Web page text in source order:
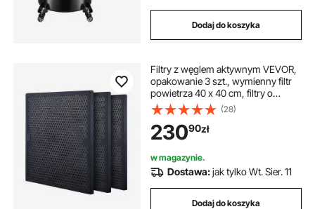
Dodaj do koszyka
Filtry z węglem aktywnym VEVOR,
opakowanie 3 szt., wymienny filtr
powietrza 40 x 40 cm, filtry o
wysokiej wydajności poziomu 2,
kompatybilne z BlueDri i
oczyszczaczem powietrza VEVOR,
sprzęt do usuwania szkód
wyrządzonych przez wodę
(28)
23090zł
w magazynie.
Dostawa:jak tylko Wt. Sier. 11
Dodaj do koszyka